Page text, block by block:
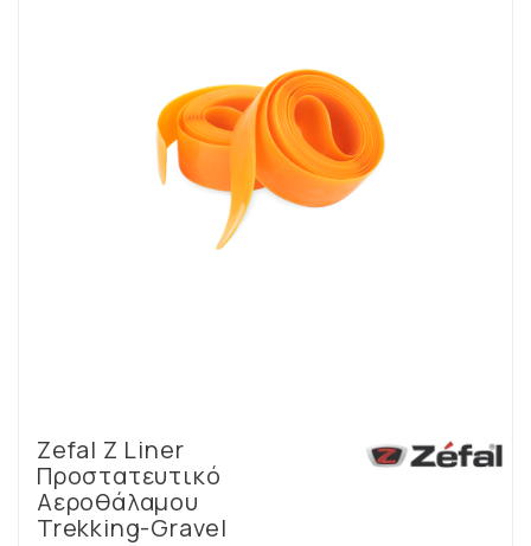
Zefal Z Liner
Προστατευτικό
Αεροθάλαμου
Trekking-Gravel